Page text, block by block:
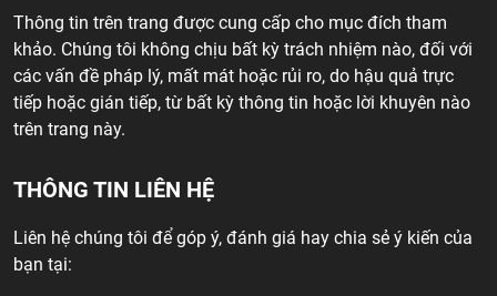
Thông tin trên trang được cung cấp cho mục đích tham
khảo. Chúng tôi không chịu bất kỳ trách nhiệm nào, đối với
các vấn đề pháp lý, mất mát hoặc rủi ro, do hậu quả trực
tiếp hoặc gián tiếp, từ bất kỳ thông tin hoặc lời khuyên nào
trên trang này.
THÔNG TIN LIÊN HỆ
Liên hệ chúng tôi để góp ý, đánh giá hay chia sẻ ý kiến của
bạn tại: